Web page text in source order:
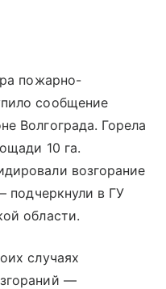
пожарно-
сообщение
Волгограда. Горела
10 га.
возгорание
подчеркнули в ГУ
области.
случаях
—